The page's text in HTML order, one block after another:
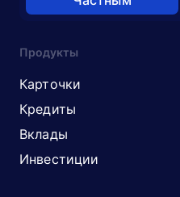
Продукты
Карточки
Кредиты
Вклады
Инвестиции